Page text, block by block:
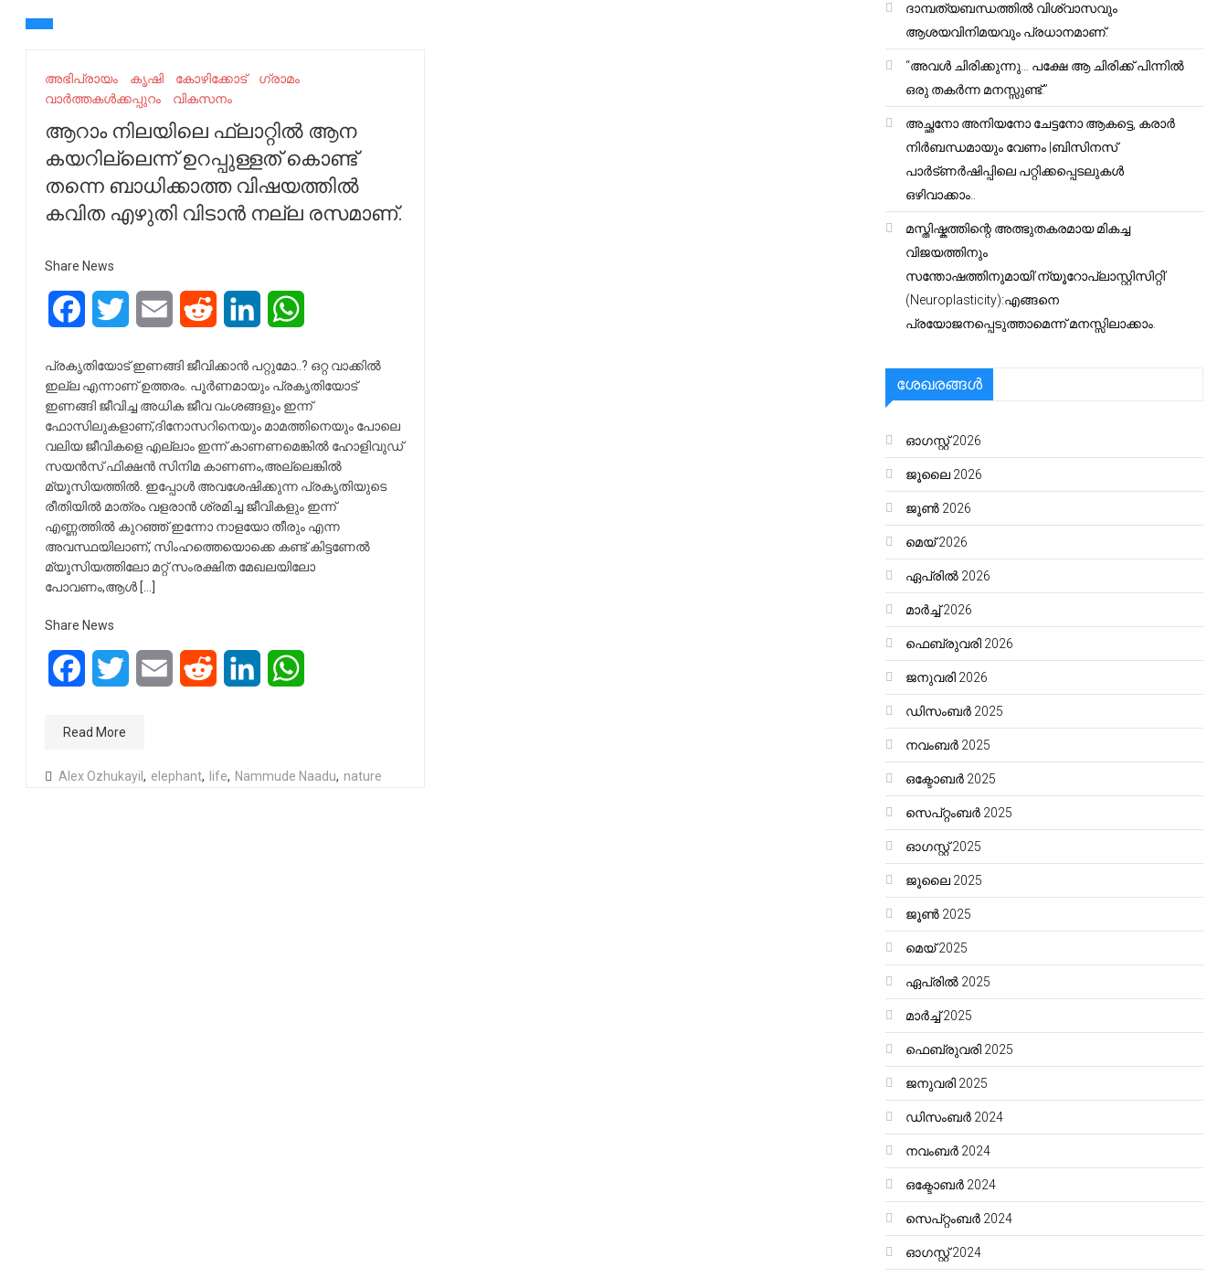
അഭിപ്രായം കൃഷി കോഴിക്കോട്
ഗ്രാമം
വാർത്തകൾക്കപ്പുറം
വികസനം
ആറാം നിലയിലെ ഫ്ലാറ്റില്‍ ആന
കയറില്ലെന്ന് ഉറപ്പുള്ളത് കൊണ്ട്
തന്നെ ബാധിക്കാത്ത വിഷയത്തില്‍
കവിത എഴുതി വിടാന്‍ നല്ല രസമാണ്.
Share News
FacebookTwitter Email Reddit LinkedIn
പ്രകൃതിയോട് ഇണങ്ങി ജീവിക്കാന്‍ പറ്റുമോ..? ഒറ്റ വാക്കില്‍
ഇല്ല എന്നാണ് ഉത്തരം. പൂര്‍ണമായും പ്രകൃതിയോട്
ഇണങ്ങി ജീവിച്ച അധിക ജീവ വംശങ്ങളും ഇന്ന്
ഫോസിലുകളാണ്,ദിനോസറിനെയും മാമത്തിനെയും പോലെ
വലിയ ജീവികളെ എല്ലാം ഇന്ന് കാണണമെങ്കില്‍ ഹോളിവുഡ്
സയന്‍സ് ഫിക്ഷന്‍ സിനിമ കാണണം,അല്ലെങ്കില്‍
മ്യൂസിയത്തില്‍. ഇപ്പോള്‍ അവശേഷിക്കുന്ന പ്രകൃതിയുടെ
രീതിയില്‍ മാത്രം വളരാന്‍ ശ്രമിച്ച ജീവികളും ഇന്ന്
എണ്ണത്തില്‍ കുറഞ്ഞ് ഇന്നോ നാളയോ തീരും എന്ന
അവസ്ഥയിലാണ്, സിംഹത്തെയൊക്കെ കണ്ട് കിട്ടണേല്‍
മ്യൂസിയത്തിലോ മറ്റ് സംരക്ഷിത മേഖലയിലോ
പോവണം,ആള്‍ […]
Share News
FacebookTwitter Email Reddit LinkedIn
Read More
Alex Ozhukayil , elephant, life, Nammude Naadu, nature
ദാമ്പത്യബന്ധത്തിൽ വിശ്വാസവും
ആശയവിനിമയവും പ്രധാനമാണ്.
“അവൾ ചിരിക്കുന്നു… പക്ഷേ ആ ചിരിക്ക് പിന്നിൽ
ഒരു തകർന്ന മനസ്സുണ്ട്.”
അച്ഛനോ അനിയനോ ചേട്ടനോ ആകട്ടെ, കരാർ
നിർബന്ധമായും വേണം |ബിസിനസ്
പാർട്ണർഷിപ്പിലെ പറ്റിക്കപ്പെടലുകൾ
ഒഴിവാക്കാം..
മസ്തിഷ്കത്തിന്റെ അത്ഭുതകരമായ മികച്ച
വിജയത്തിനും
സന്തോഷത്തിനുമായി’ന്യൂറോപ്ലാസ്റ്റിസിറ്റി’
(Neuroplasticity):എങ്ങനെ
പ്രയോജനപ്പെടുത്താമെന്ന് മനസ്സിലാക്കാം.
ശേഖരങ്ങൾ
ഓഗസ്റ്റ്‌ 2026
ജൂലൈ 2026
ജൂൺ 2026
മെയ്‌ 2026
ഏപ്രിൽ 2026
മാർച്ച്‌ 2026
ഫെബ്രുവരി 2026
ജനുവരി 2026
ഡിസംബർ 2025
നവംബർ 2025
ഒക്ടോബർ 2025
സെപ്റ്റംബർ 2025
ഓഗസ്റ്റ്‌ 2025
ജൂലൈ 2025
ജൂൺ 2025
മെയ്‌ 2025
ഏപ്രിൽ 2025
മാർച്ച്‌ 2025
ഫെബ്രുവരി 2025
ജനുവരി 2025
ഡിസംബർ 2024
നവംബർ 2024
ഒക്ടോബർ 2024
സെപ്റ്റംബർ 2024
ഓഗസ്റ്റ്‌ 2024